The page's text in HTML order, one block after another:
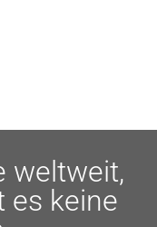
weltweit,
es keine